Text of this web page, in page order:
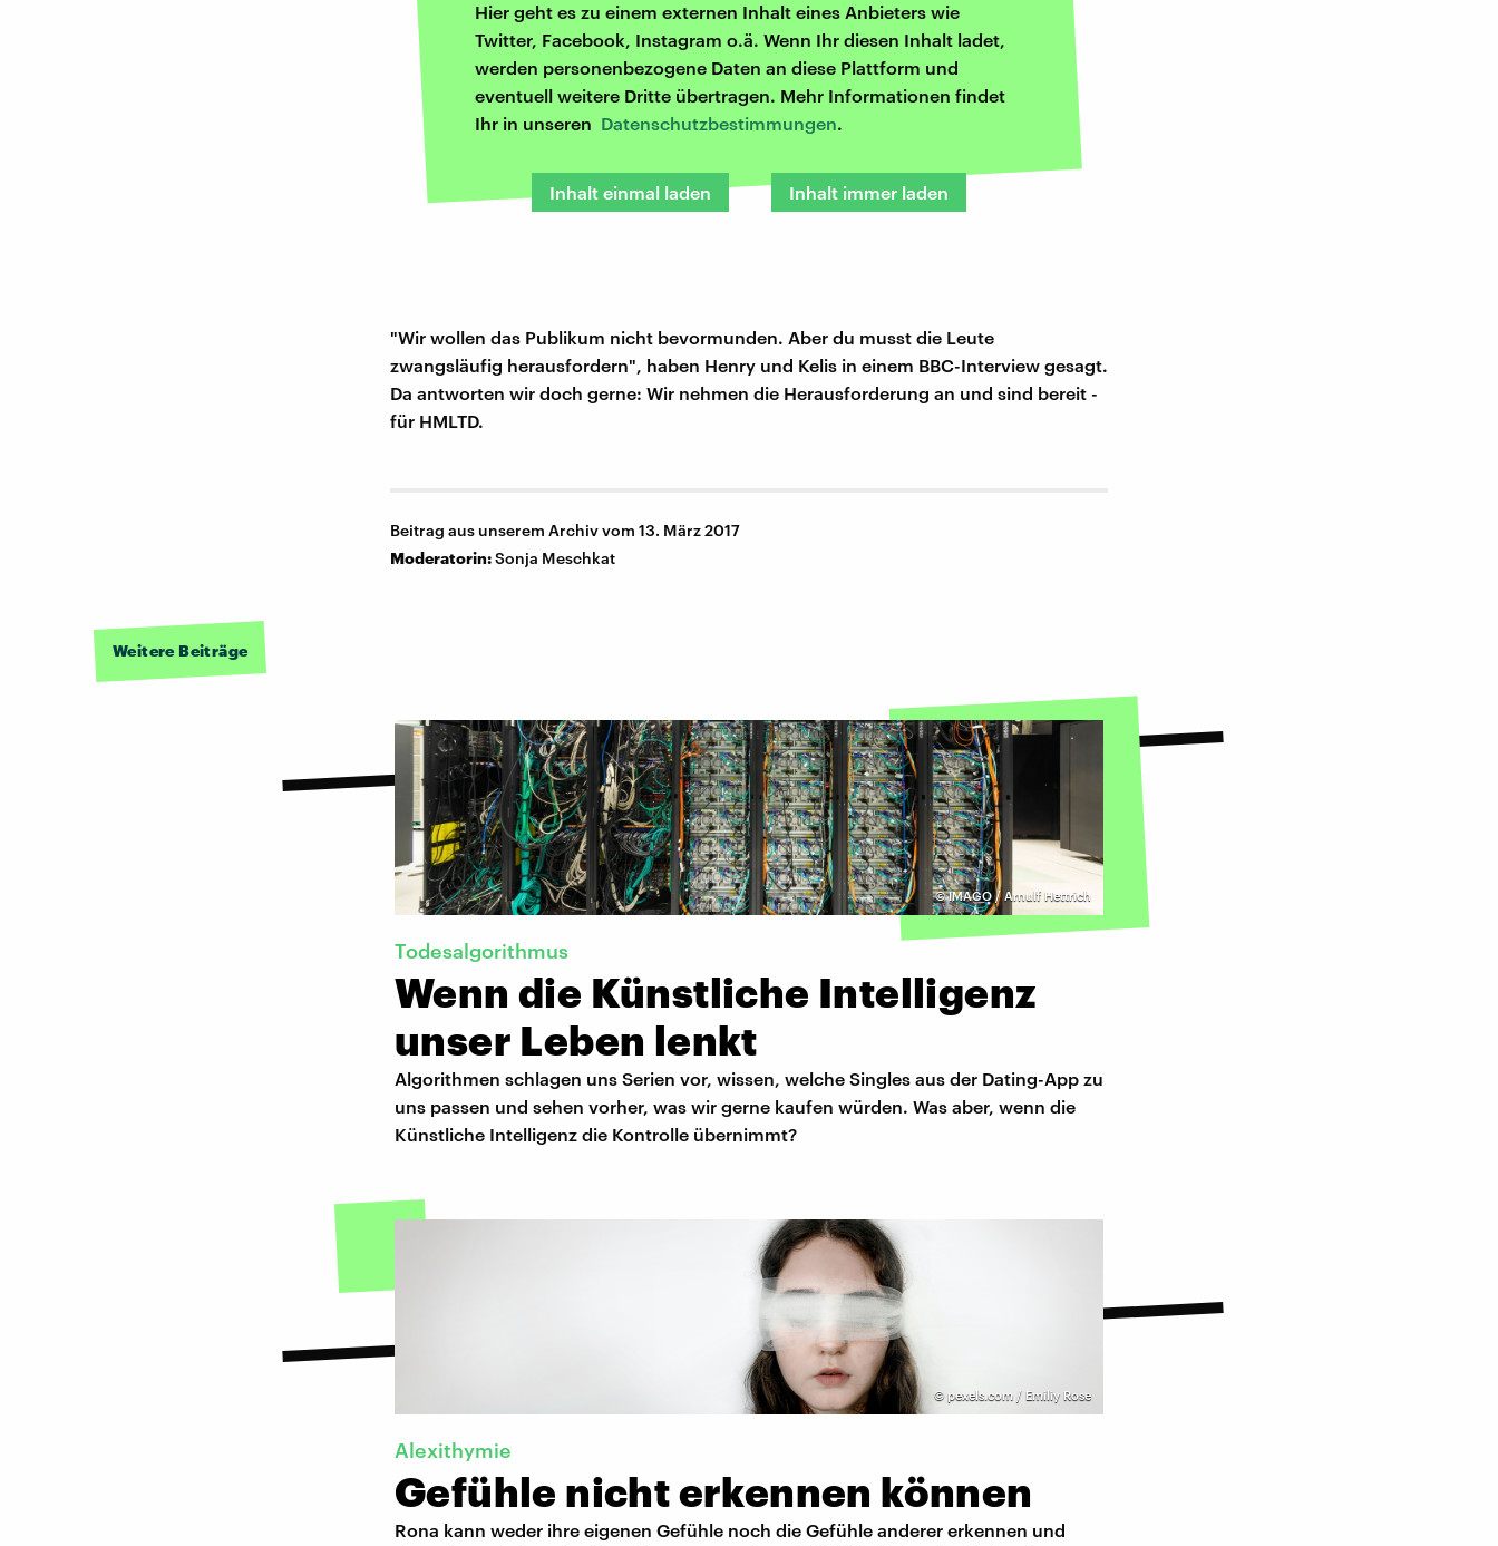
Hier geht es zu einem externen Inhalt eines Anbieters wie
Twitter, Facebook, Instagram o.ä. Wenn Ihr diesen Inhalt ladet,
werden personenbezogene Daten an diese Plattform und
eventuell weitere Dritte übertragen. Mehr Informationen findet
Ihr in unseren Datenschutzbestimmungen.
Inhalt einmal laden Inhalt immer laden
"Wir wollen das Publikum nicht bevormunden. Aber du musst die Leute
zwangsläufig herausfordern", haben Henry und Kelis in einem BBC-Interview gesagt.
Da antworten wir doch gerne: Wir nehmen die Herausforderung an und sind bereit -
für HMLTD.
Beitrag aus unserem Archiv vom 13. März 2017
Moderatorin:Sonja Meschkat
Weitere Beiträge
©IMAGO / Arnulf Hettrich
Todesalgorithmus
Wenn die Künstliche Intelligenz
unser Leben lenkt
Algorithmen schlagen uns Serien vor, wissen, welche Singles aus der Dating-App zu
uns passen und sehen vorher, was wir gerne kaufen würden. Was aber, wenn die
Künstliche Intelligenz die Kontrolle übernimmt?
© pexels.com / Emiliy Rose
Alexithymie
Gefühle nicht erkennen können
Rona kann weder ihre eigenen Gefühle noch die Gefühle anderer erkennen und